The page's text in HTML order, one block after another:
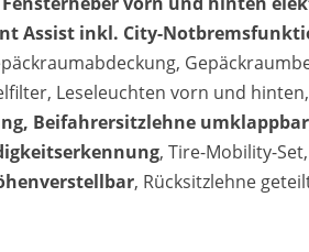
Assist inkl. City-
Leseleuchten vorn und hinten,
Beifahrersitzlehne
, Tire-Mobility-Set,
, Rücksitzlehne